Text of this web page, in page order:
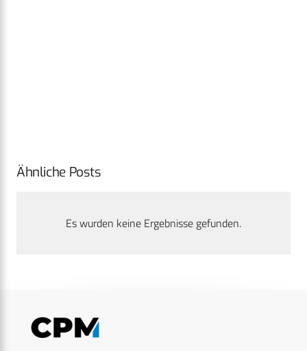
Ähnliche Posts
Es wurden keine Ergebnisse gefunden.